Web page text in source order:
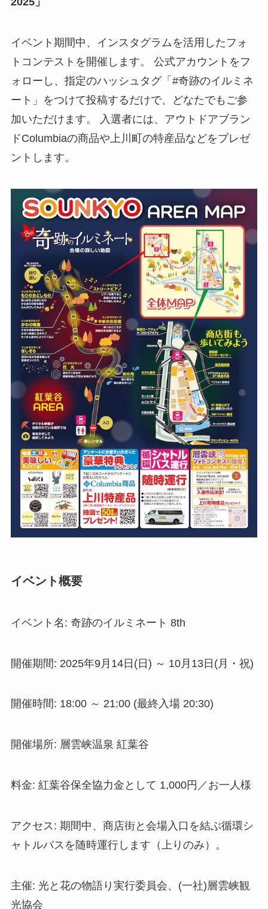
イベント期間中、インスタグラムを活用したフォ
トコンテストを開催します。 公式アカウントをフ
ォローし、指定のハッシュタグ「#奇跡のイルミネ
ート」をつけて投稿するだけで、どなたでもご参
加いただけます。 入選者には、アウトドアブラン
ドColumbiaの商品や上川町の特産品などをプレゼ
ントします。
イベント概要
イベント名: 奇跡のイルミネート 8th
開催期間: 2025年9月14日(日) ～ 10月13日(月・祝)
開催時間: 18:00 ～ 21:00 (最終入場 20:30)
開催場所: 層雲峡温泉 紅葉谷
料金: 紅葉谷保全協力金として 1,000円／お一人様
アクセス: 期間中、商店街と会場入口を結ぶ循環シ
ャトルバスを随時運行します（上りのみ）。
主催: 光と花の物語り実行委員会、(一社)層雲峡観
光協会